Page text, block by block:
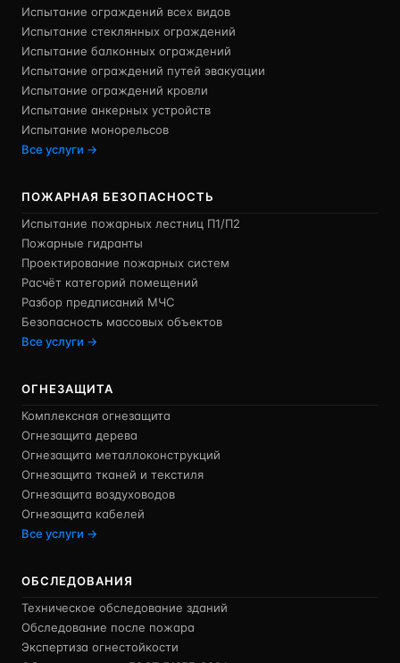
Испытание ограждений всех видов
Испытание стеклянных ограждений
Испытание балконных ограждений
Испытание ограждений путей эвакуации
Испытание ограждений кровли
Испытание анкерных устройств
Испытание монорельсов
Все услуги →
ПОЖАРНАЯ БЕЗОПАСНОСТЬ
Испытание пожарных лестниц П1/П2
Пожарные гидранты
Проектирование пожарных систем
Расчёт категорий помещений
Разбор предписаний МЧС
Безопасность массовых объектов
Все услуги →
ОГНЕЗАЩИТА
Комплексная огнезащита
Огнезащита дерева
Огнезащита металлоконструкций
Огнезащита тканей и текстиля
Огнезащита воздуховодов
Огнезащита кабелей
Все услуги →
ОБСЛЕДОВАНИЯ
Техническое обследование зданий
Обследование после пожара
Экспертиза огнестойкости